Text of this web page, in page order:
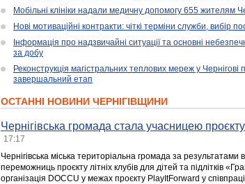
Мобільні клініки надали медичну допомогу 655 жителям
Нові мотиваційні контракти: чіткі терміни служби, вибір
Інформація про надзвичайні ситуації та основні
за добу
Реконструкція магістральних теплових мереж у
завершальний етап
ОСТАННІ НОВИНИ ЧЕРНІГІВЩИНИ
Чернігівська громада стала учасницею
17:17
Чернігівська міська територіальна громада за результатами
переможниць проєкту літніх клубів для дітей та підлітків
організація DOCCU у межах проєкту PlayItForward у